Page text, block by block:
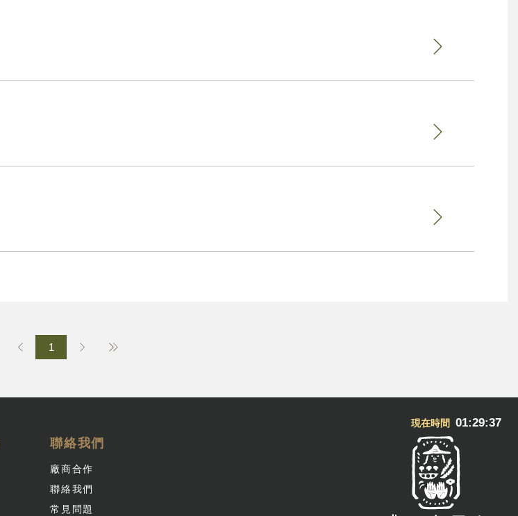
1
現在時間 01:29:37
聯絡我們
廠商合作
聯絡我們
常見問題